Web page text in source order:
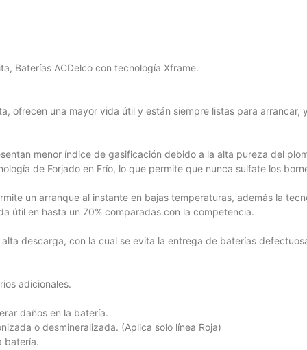
Baterías ACDelco con tecnología Xframe.
ofrecen una mayor vida útil y están siempre listas para arrancar,
menor índice de gasificación debido a la alta pureza del
de Forjado en Frío, lo que permite que nunca sulfate los
un arranque al instante en bajas temperaturas, además la
útil en hasta un 70% comparadas con la competencia.
descarga, con la cual se evita la entrega de baterías
adicionales.
daños en la batería.
o desmineralizada. (Aplica solo línea Roja)
batería.